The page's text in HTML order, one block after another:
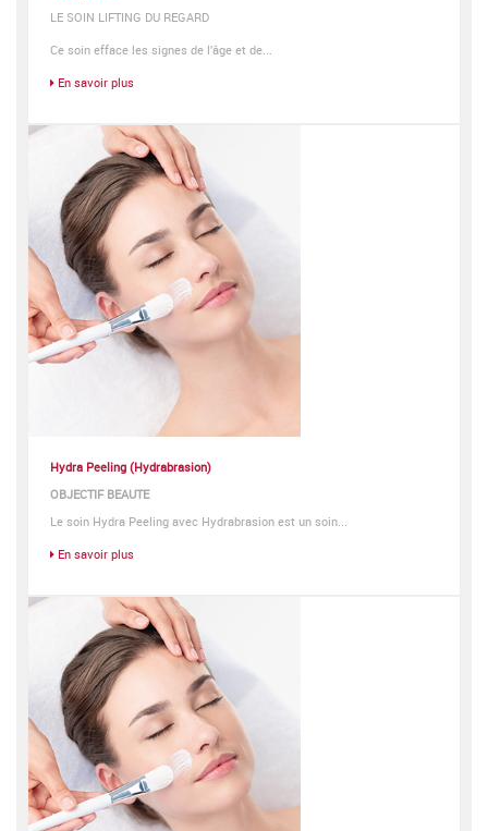
LE SOIN LIFTING DU REGARD
Ce soin efface les signes de l’âge et de...
En savoir plus
Hydra Peeling (Hydrabrasion)
OBJECTIF BEAUTE
Le soin Hydra Peeling avec Hydrabrasion est un soin...
En savoir plus